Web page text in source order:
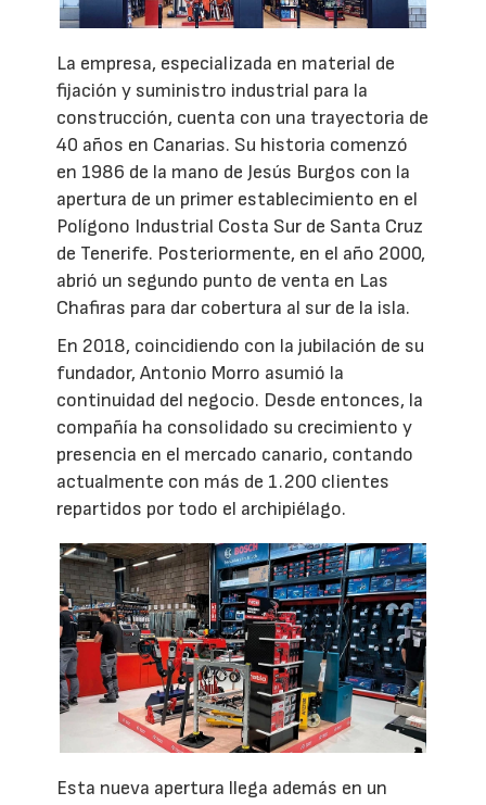
La empresa, especializada en material de
fijación y suministro industrial para la
construcción, cuenta con una trayectoria de
40 años en Canarias. Su historia comenzó
en 1986 de la mano de Jesús Burgos con la
apertura de un primer establecimiento en el
Polígono Industrial Costa Sur de Santa Cruz
de Tenerife. Posteriormente, en el año 2000,
abrió un segundo punto de venta en Las
Chafiras para dar cobertura al sur de la isla.
En 2018, coincidiendo con la jubilación de su
fundador, Antonio Morro asumió la
continuidad del negocio. Desde entonces, la
compañía ha consolidado su crecimiento y
presencia en el mercado canario, contando
actualmente con más de 1.200 clientes
repartidos por todo el archipiélago.
Esta nueva apertura llega además en un